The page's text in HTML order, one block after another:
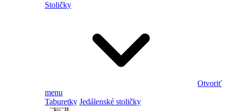
Stoličky
Otvoriť
menu
Taburetky Jedálenské stoličky